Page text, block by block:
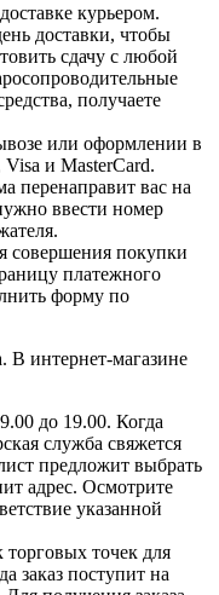
курьером.
доставки, чтобы
сдачу с любой
получаете
или оформлении в
и MasterCard.
перенаправит вас на
ввести номер
совершения покупки
платежного
форму по
В интернет-магазине
до 19.00. Когда
служба свяжется
предложит выбрать
адрес. Осмотрите
указанной
точек для
заказ поступит на